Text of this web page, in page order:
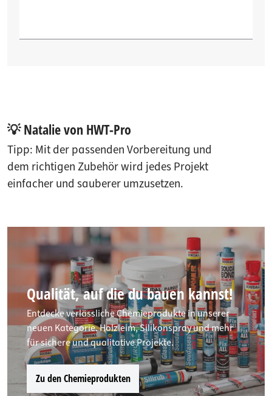
💡 Natalie von HWT-Pro
Tipp: Mit der passenden Vorbereitung und
dem richtigen Zubehör wird jedes Projekt
einfacher und sauberer umzusetzen.
Qualität, auf die du bauen kannst!
Entdecke verlässliche Chemieprodukte in unserer
neuen Kategorie. Holzleim, Silikonspray und mehr
für sichere und qualitative Projekte.
Zu den Chemieprodukten